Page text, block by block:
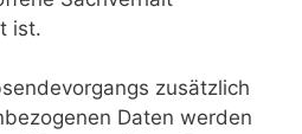
ist.
zusätzlich
Daten werden